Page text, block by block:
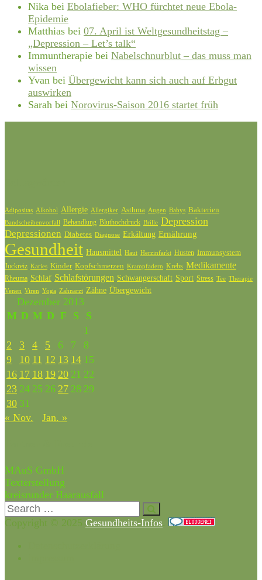
Nika bei Ebolafieber: WHO fürchtet neue Ebola-
Epidemie
Matthias bei 07. April ist Weltgesundheitstag –
„Depression – Let’s talk“
Immuntherapie bei Nabelschnurblut – das muss man
wissen
Yvan bei Übergewicht kann sich auch auf Erbgut
auswirken
Sarah bei Norovirus-Saison 2016 startet früh
Adipositas Alkohol Allergie Allergiker Asthma Augen Babys Bakterien
Bandscheibenvorfall Behandlung Bluthochdruck Brille Depression
Depressionen Diabetes Diagnose Erkältung Ernährung
Gesundheit Hausmittel Haut Herzinfarkt Husten Immunsystem
Juckreiz Karies Kinder Kopfschmerzen Krampfadern Krebs Medikamente
Rheuma Schlaf Schlafstörungen Schwangerschaft Sport Stress Tee Therapie
Venen Viren Yoga Zahnarzt Zähne Übergewicht
Dezember 2013
M D M D F S
S
1
2
3 4 5 6 7
8
9
10 11 12 13 14 15
16 17 18 19 20 21 22
23 24 25 26 27 28 29
30 31
« Nov.
Jan. »
MAuS GmbH
Texterstellung
kreisrunder Haarausfall
Copyright © 2025 Gesundheits-Infos.